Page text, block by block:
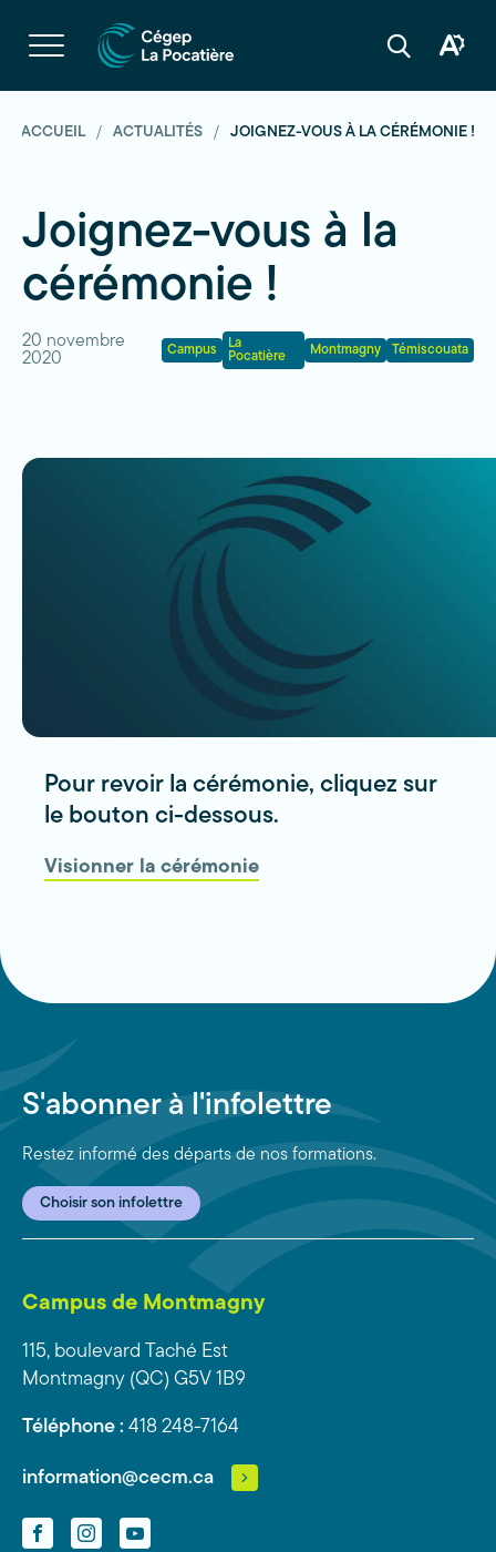
Ouvrir
la
navigation
Ouvrir
recherche
Ouvrir
ACCUEIL ACTUALITÉS JOIGNEZ-VOUS À LA CÉRÉMONIE !
Joignez-vous à la
cérémonie !
20 novembre
2020
Campus
La
Pocatière
Montmagny Témiscouata
Pour revoir la cérémonie, cliquez sur
le bouton ci-dessous.
Visionner la cérémonie
S'abonner à l'infolettre
Restez informé des départs de nos formations.
Choisir son infolettre
Campus de Montmagny
115, boulevard Taché Est
Montmagny (QC) G5V 1B9
Téléphone : 418 248-7164
information@cecm.ca
FacebookInstagramYouTube